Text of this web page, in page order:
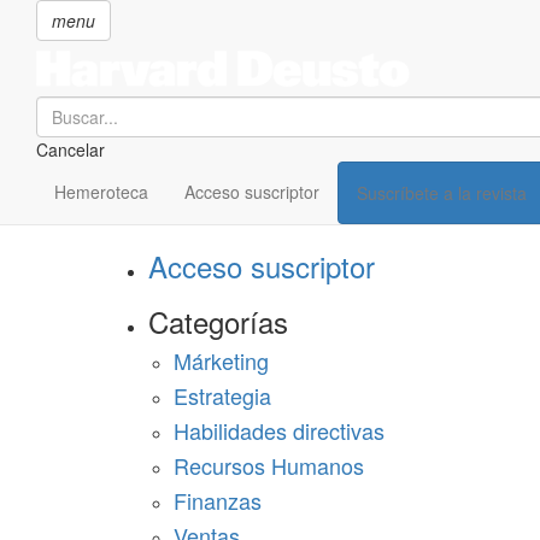
menu
Search
Cancelar
Hemeroteca Acceso suscriptor Suscríbete a la revista
SECCIONES
Suscríbete a Harvard Deusto
Acceso suscriptor
Categorías
Márketing
Estrategia
Habilidades directivas
Recursos Humanos
Finanzas